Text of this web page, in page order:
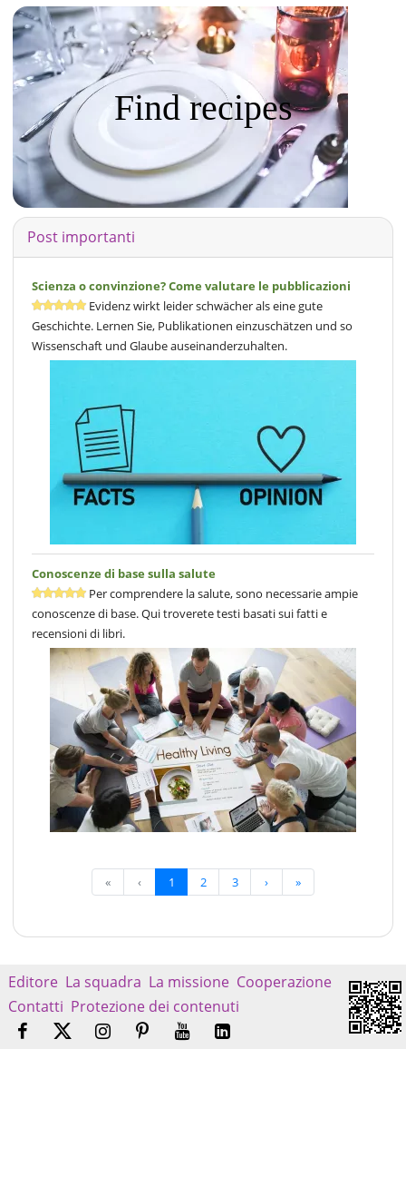
Find recipes
Post importanti
Scienza o convinzione? Come valutare le pubblicazioni
Evidenz wirkt leider schwächer als eine gute
Geschichte. Lernen Sie, Publikationen einzuschätzen und so
Wissenschaft und Glaube auseinanderzuhalten.
Conoscenze di base sulla salute
Per comprendere la salute, sono necessarie ampie
conoscenze di base. Qui troverete testi basati sui fatti e
recensioni di libri.
« ‹ 1 2 3 › »
Editore La squadra La missione Cooperazione
Contatti Protezione dei contenuti